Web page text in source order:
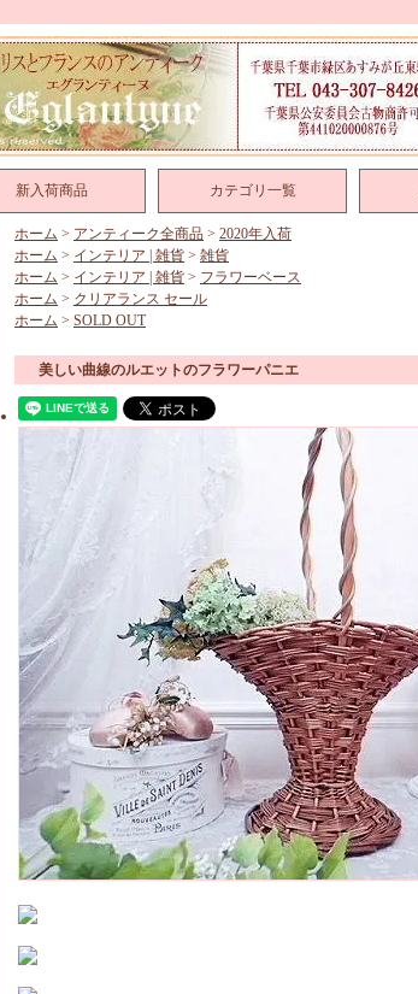
新入荷商品 カテゴリ一覧
ホーム > アンティーク全商品 > 2020年入荷
ホーム > インテリア | 雑貨 > 雑貨
ホーム > インテリア | 雑貨 > フラワーベース
ホーム > クリアランス セール
ホーム > SOLD OUT
美しい曲線のルエットのフラワーパニエ